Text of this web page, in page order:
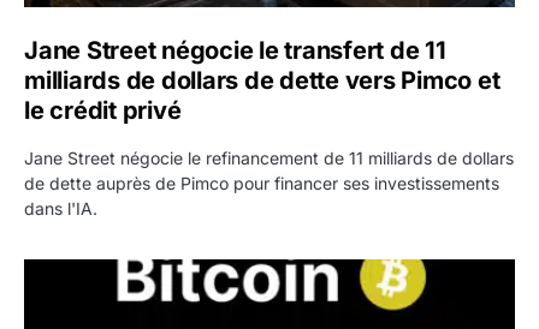
Jane Street négocie le transfert de 11
milliards de dollars de dette vers Pimco et
le crédit privé
Jane Street négocie le refinancement de 11 milliards de dollars
de dette auprès de Pimco pour financer ses investissements
dans l'IA.
Bitcoin stagne à 64 000 dollars pendant que les